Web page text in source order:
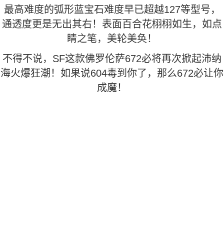
最高难度的弧形蓝宝石难度早已超越127等型号，
通透度更是无出其右！表面百合花栩栩如生，如点
睛之笔，美轮美奂！
不得不说，SF这款佛罗伦萨672必将再次掀起沛纳
海火爆狂潮！如果说604毒到你了，那么672必让你
成魔！